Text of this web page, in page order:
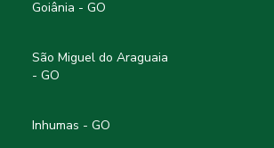
Goiânia - GO
São Miguel do Araguaia
- GO
Inhumas - GO